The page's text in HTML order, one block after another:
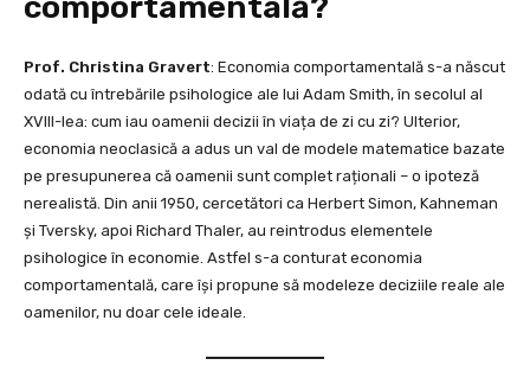
Prof. Christina Gravert: Economia comportamentală s-a născut
odată cu întrebările psihologice ale lui Adam Smith, în secolul al
XVIII-lea: cum iau oamenii decizii în viața de zi cu zi? Ulterior,
economia neoclasică a adus un val de modele matematice bazate
pe presupunerea că oamenii sunt complet raționali – o ipoteză
nerealistă. Din anii 1950, cercetători ca Herbert Simon, Kahneman
și Tversky, apoi Richard Thaler, au reintrodus elementele
psihologice în economie. Astfel s-a conturat economia
comportamentală, care își propune să modeleze deciziile reale ale
oamenilor, nu doar cele ideale.